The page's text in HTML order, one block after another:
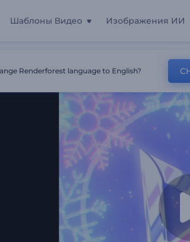
Шаблоны Видео Изображения ИИ
Renderforest language to English?